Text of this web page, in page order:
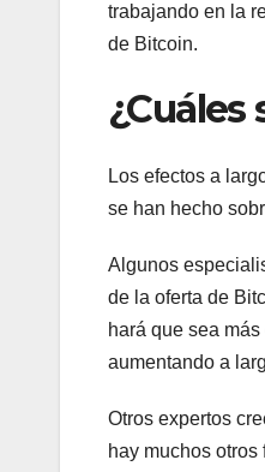
trabajando en la
de Bitcoin.
Los efectos a
se han hecho
Algunos
de la oferta de
hará que sea
aumentando a
Otros expertos
hay muchos